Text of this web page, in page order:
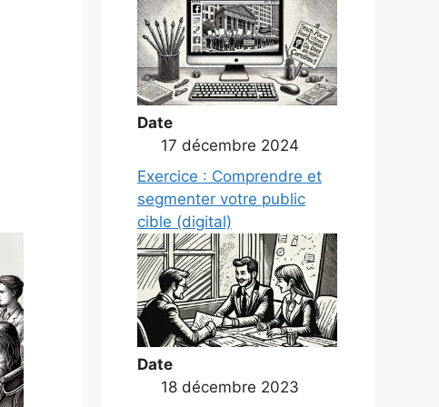
Date
17 décembre 2024
Exercice : Comprendre et
segmenter votre public
cible (digital)
Date
18 décembre 2023